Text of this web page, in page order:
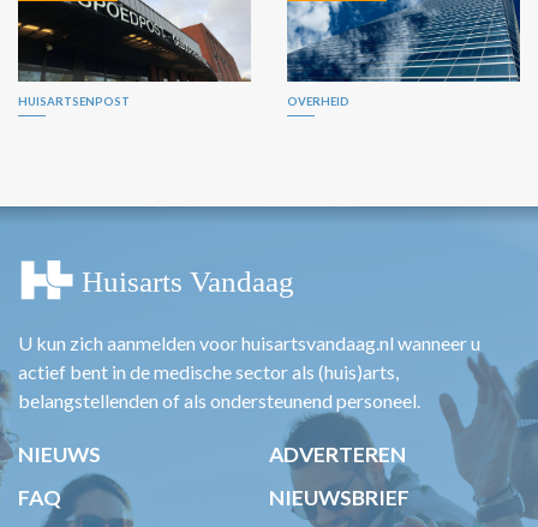
HUISARTSENPOST OVERHEID
U kun zich aanmelden voor huisartsvandaag.nl wanneer u
actief bent in de medische sector als (huis)arts,
belangstellenden of als ondersteunend personeel.
NIEUWS
ADVERTEREN
FAQ
NIEUWSBRIEF